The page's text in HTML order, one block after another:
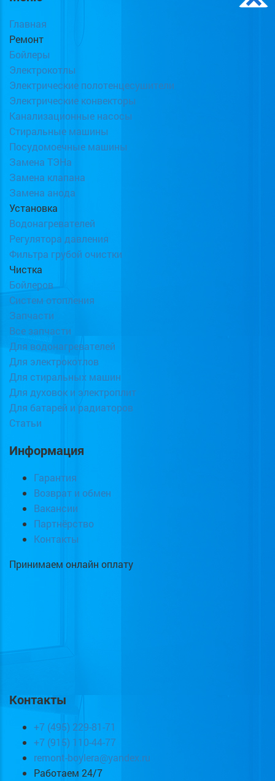
Главная
Ремонт
Бойлеры
Электрокотлы
Электрические полотенцесушители
Электрические конвекторы
Канализационные насосы
Стиральные машины
Посудомоечные машины
Замена ТЭНа
Замена клапана
Замена анода
Установка
Водонагревателей
Регулятора давления
Фильтра грубой очистки
Чистка
Бойлеров
Систем отопления
Запчасти
Все запчасти
Для водонагревателей
Для электрокотлов
Для стиральных машин
Для духовок и электроплит
Для батарей и радиаторов
Статьи
Информация
Гарантия
Возврат и обмен
Вакансии
Партнёрство
Контакты
Принимаем онлайн оплату
Контакты
+7 (495) 229-81-71
+7 (915) 110-44-77
remont-boylera@yandex.ru
Работаем 24/7